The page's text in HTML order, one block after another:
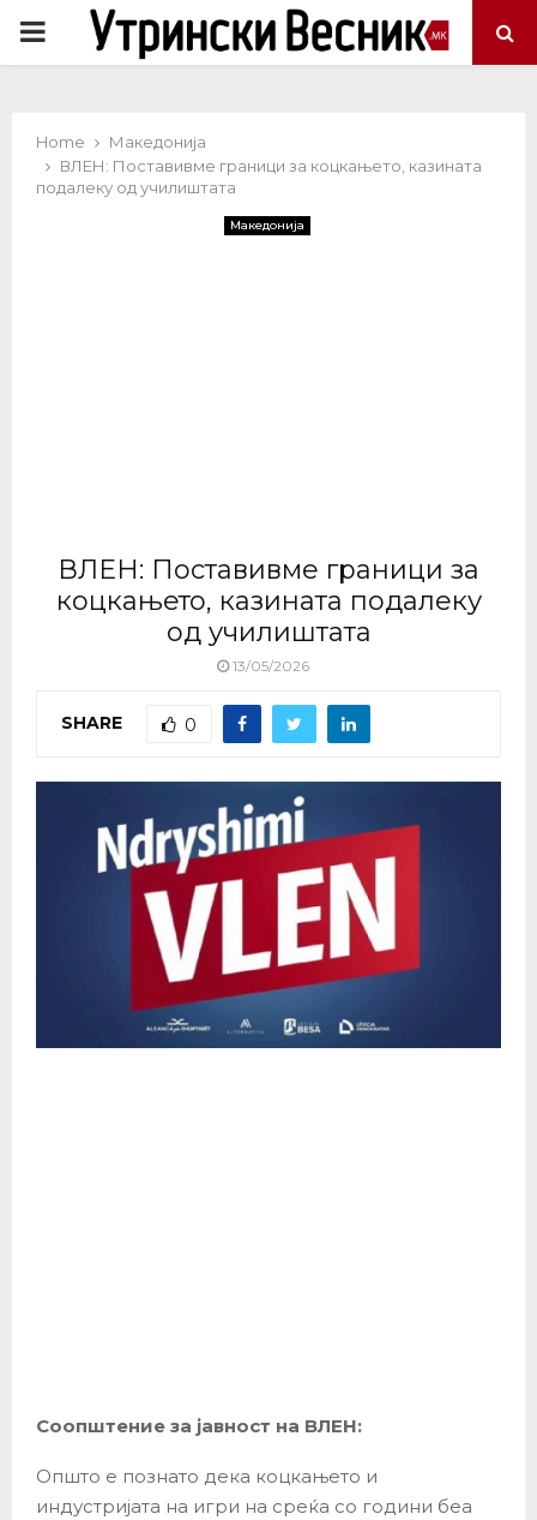
PRIMARY
Home
Македонија
ВЛЕН: Поставивме граници за коцкањето, казината
подалеку од училиштата
Македонија
ВЛЕН: Поставивме граници за
коцкањето, казината подалеку
од училиштата
13/05/2026
SHARE 0
Соопштение за јавност на ВЛЕН:
Општо е познато дека коцкањето и
индустријата на игри на среќа со години беа